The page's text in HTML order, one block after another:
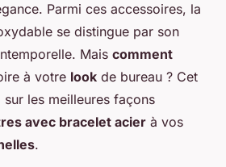
Parmi ces accessoires, la
se distingue par son
Mais comment
à votre look de bureau ? Cet
les meilleures façons
avec bracelet acier à vos
.